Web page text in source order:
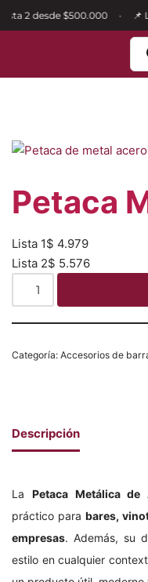
contenido
2 desde $500.000 📌
Petaca
Lista 1$ 4.979
Lista 2$ 5.576
Categoría: Accesorios de
Descripción
La Petaca Metálica de
práctico parabares,
empresas. Además, su
estilo en cualquier